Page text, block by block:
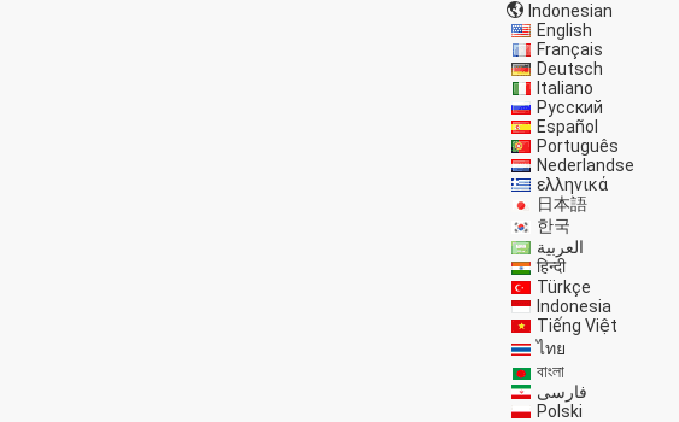
Indonesian
English
Français
Deutsch
Italiano
Русский
Español
Português
Nederlandse
ελληνικά
日本語
한국
العربية
हिन्दी
Türkçe
Indonesia
Tiếng Việt
ไทย
বাংলা
فارسی
Polski